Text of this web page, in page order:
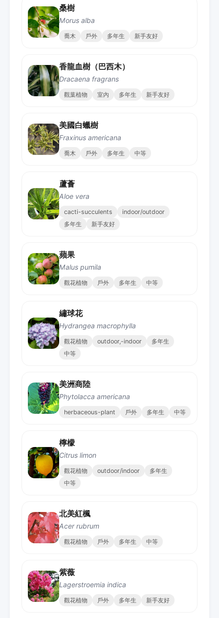
桑樹
Morus alba
喬木 戶外 多年生 新手友好
香龍血樹（巴西木）
Dracaena fragrans
觀葉植物 室內 多年生 新手友好
美國白蠟樹
Fraxinus americana
喬木 戶外 多年生 中等
蘆薈
Aloe vera
cacti-succulents
indoor/outdoor
多年生
新手友好
蘋果
Malus pumila
觀花植物 戶外 多年生 中等
繡球花
Hydrangea macrophylla
觀花植物 outdoor,-indoor
多年生
中等
美洲商陸
Phytolacca americana
herbaceous-plant 戶外 多年生 中等
檸檬
Citrus limon
觀花植物 outdoor/indoor
多年生
中等
北美紅楓
Acer rubrum
觀花植物 戶外 多年生 中等
紫薇
Lagerstroemia indica
觀花植物 戶外 多年生 新手友好